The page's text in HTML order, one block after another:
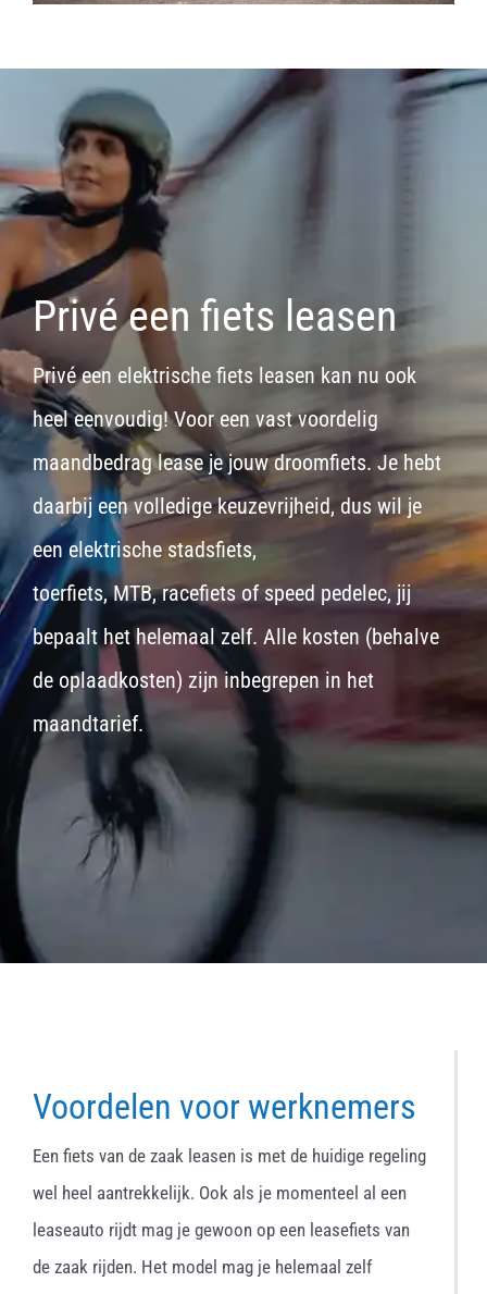
Privé een fiets leasen
Privé een elektrische fiets leasen kan nu ook
heel eenvoudig! Voor een vast voordelig
maandbedrag lease je jouw droomfiets. Je hebt
daarbij een volledige keuzevrijheid, dus wil je
eenelektrische stadsfiets,
toerfiets,MTB,racefietsof speed pedelec, jij
bepaalt het helemaal zelf. Alle kosten (behalve
de oplaadkosten) zijn inbegrepen in het
maandtarief.
Voordelen voor werknemers
Een fiets van de zaak leasen is met de huidige regeling
wel heel aantrekkelijk. Ook als je momenteel al een
leaseauto rijdt mag je gewoon op een leasefiets van
de zaak rijden. Het model mag je helemaal zelf